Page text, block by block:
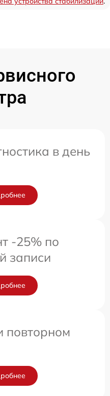
в день
-25% по
записи
повторном